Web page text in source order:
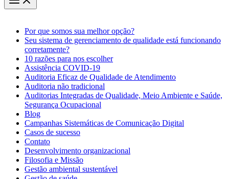
Por que somos sua melhor opção?
Seu sistema de gerenciamento de qualidade está funcionando
corretamente?
10 razões para nos escolher
Assistência COVID-19
Auditoria Eficaz de Qualidade de Atendimento
Auditoria não tradicional
Auditorias Integradas de Qualidade, Meio Ambiente e Saúde,
Segurança Ocupacional
Blog
Campanhas Sistemáticas de Comunicação Digital
Casos de sucesso
Contato
Desenvolvimento organizacional
Filosofia e Missão
Gestão ambiental sustentável